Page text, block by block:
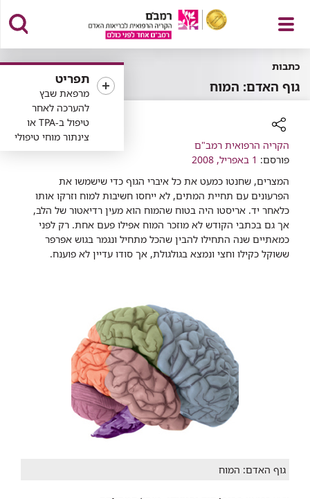
פתח
תפריט
תפריט
מרפאת שבץ
להערכה לאחר
טיפול ב-TPA או
צינתור מוחי טיפולי
כתבות
גוף האדם: המוח
רכיב
שיתוף
הקריה הרפואית רמב"ם
פורסם: 1 באפריל, 2008
המצרים, שחנטו כמעט את כל איברי הגוף כדי שישמשו את
הפרעונים עם תחיית המתים, לא ייחסו חשיבות למוח וזרקו אותו
כלאחר יד. אריסטו היה בטוח שהמוח הוא מעין רדיאטור של הלב,
אך גם בכתבי הקודש לא מוזכר המוח אפילו פעם אחת. רק לפני
כמאתיים שנה התחילו להבין שהכל מתחיל ונגמר בגוש אפרפר
ששוקל כקילו וחצי ונמצא בגולגולת, אך סודו עדיין לא פוענח.
גוף האדם: המוח